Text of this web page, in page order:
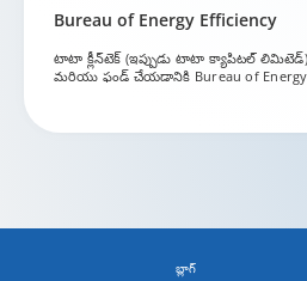
Bureau of Energy Efficiency
టాటా క్లీన్‌టెక్ (ఇప్పుడు టాటా క్యాపిటల్ లిమిటెడ్)
మరియు ఫండ్ చేయడానికి Bureau of Energy
బ్లాగ్